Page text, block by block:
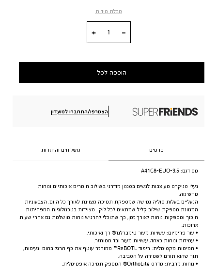
טבלת מידות
הוספה לסל
הצטרפו/התחברו למועדון
פרטים משלוחים והחזרות
מס דגם: A41C8-EUO-9.5
נעלי סניקרס מעוצבות לנשים בסגנון מודרני בשילוב חומרים איכותיים ונוחות
מרשימה.
הנעליים בעלות סוליה גמישה שמספקת תמיכה מצוינת לאורך כל היום. הצבעוניות
המגוונת מספקת שילוב קליל שמתאים לכל לוק . מצוידות בטכנולוגיות המפחיתות
חיכוך ומספקות נוחות לאורך זמן, כך שתוכלי להרגיש נוחות מושלמת גם אחרי שעות
ארוכות.
• עור פרימיום: עשויות מעור טימברלנד® רך ואיכותי.
• עמידות ונוחות כאחד, עשויות מעור ובד ממוחזר.
• חמימות מקסימלית: ריפוד ReBOTL™ ממוחזר עוטף את כף הרגל בחום ונעימות,
תוך שהוא תורם לשמירה על הסביבה.
• נוחות מרבית: מדרס OrthoLite® המספק תמיכה אופטימלית.